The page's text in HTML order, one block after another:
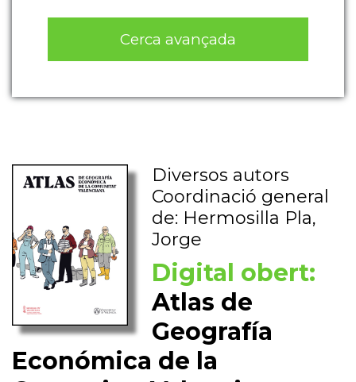
Cerca avançada
Diversos autors
Coordinació general
de: Hermosilla Pla,
Jorge
Digital obert:
Atlas de
Geografía
Económica de la